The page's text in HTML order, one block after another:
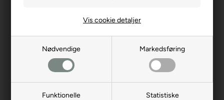
Nødvendige Markedsføring
Funktionelle Statistiske
Vis cookie detaljer